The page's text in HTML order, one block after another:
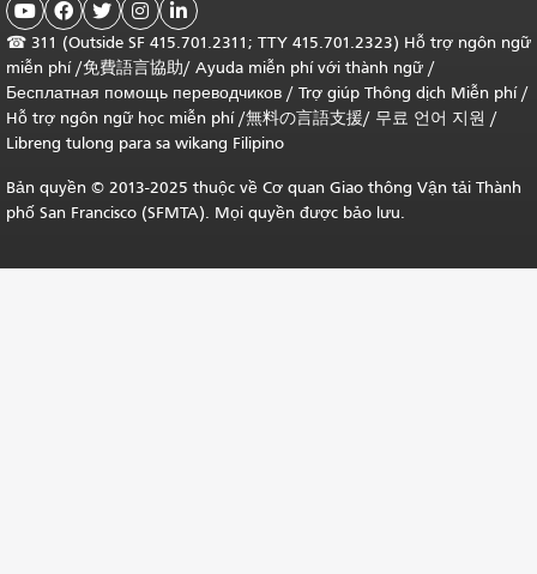
    
☎ 311 (Outside SF 415.701.2311; TTY 415.701.2323) Hỗ trợ ngôn ngữ
miễn phí /免費語言協助/ Ayuda miễn phí với thành ngữ /
Бесплатная помощь переводчиков / Trợ giúp Thông dịch Miễn phí/
Hỗ trợ ngôn ngữ học miễn phí/無料の言語支援/ 무료 언어 지원 /
Libreng tulong para sa wikang Filipino
Bản quyền © 2013-2025 thuộc về Cơ quan Giao thông Vận tải Thành
phố San Francisco (SFMTA). Mọi quyền được bảo lưu.